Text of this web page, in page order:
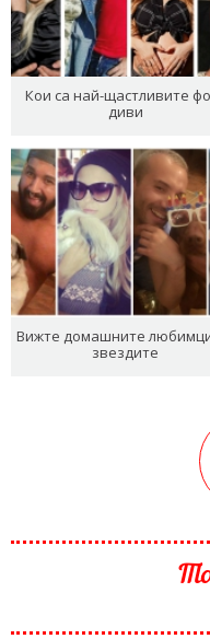
Кои са най-щастливите
диви
Вижте домашните
звездите